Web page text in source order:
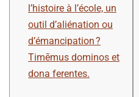
l’histoire à l’école, un
outil d’aliénation ou
d’émancipation ?
Timēmus dominos et
dona ferentes.